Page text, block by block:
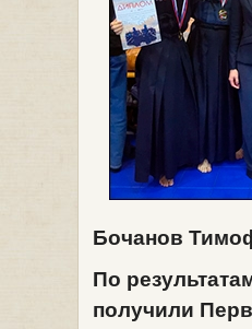
Бочанов
По
получили